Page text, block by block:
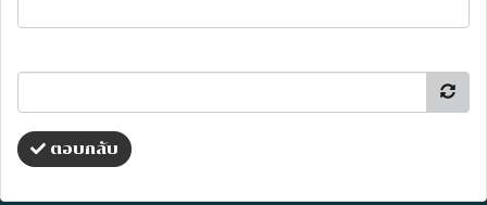
ตอบกลับ